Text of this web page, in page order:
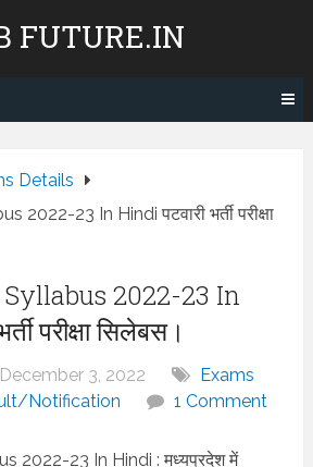
FUTURE.IN
Details
2022-23 In Hindi पटवारी भर्ती परीक्षा
2022-23 In
परीक्षा सिलेबस।
December 3, 2022
Exams
Notification 1 Comment
2022-23 In Hindi : मध्यप्रदेश में